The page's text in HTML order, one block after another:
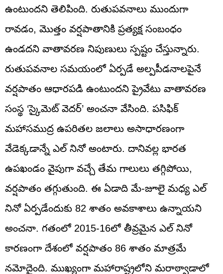
ఉంటుందని తెలిపింది. రుతుపవనాలు ముందుగా
రావడం, మొత్తం వర్షపాతానికి ప్రత్యక్ష సంబంధం
ఉండదని వాతావరణ నిపుణులు స్పష్టం చేస్తున్నారు.
రుతుపవనాల సమయంలో ఏర్పడే అల్పపీడనాలపైనే
వర్షపాతం ఆధారపడి ఉంటుందని ప్రైవేటు వాతావరణ
సంస్థ ‘స్కైమెట్ వెదర్’ అంచనా వేసింది. పసిఫిక్
మహాసముద్ర ఉపరితల జలాలు అసాధారణంగా
వేడెక్కడాన్నే ఎల్ నినో అంటారు. దానివల్ల భారత
ఉపఖండం వైపుగా వచ్చే తేమ గాలులు తగ్గిపోయి,
వర్షపాతం తగ్గుతుంది. ఈ ఏడాది మే-జూలై మధ్య ఎల్
నినో ఏర్పడేందుకు 82 శాతం అవకాశాలు ఉన్నాయని
అంచనా. గతంలో 2015-16లో తీవ్రమైన ఎల్ నినో
కారణంగా దేశంలో వర్షపాతం 86 శాతం మాత్రమే
నమోదైంది. ముఖ్యంగా మహారాష్ట్రలోని మరాఠ్వాడాలో